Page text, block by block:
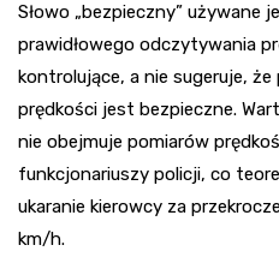
Słowo „bezpieczny” używane
prawidłowego odczytywania
kontrolujące, a nie sugeruje,
prędkości jest bezpieczne.
nie obejmuje pomiarów
funkcjonariuszy policji, co
ukaranie kierowcy za
km/h.